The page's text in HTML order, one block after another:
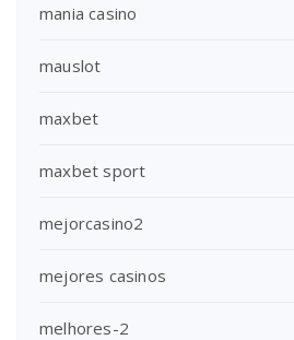
mania casino
mauslot
maxbet
maxbet sport
mejorcasino2
mejores casinos
melhores-2